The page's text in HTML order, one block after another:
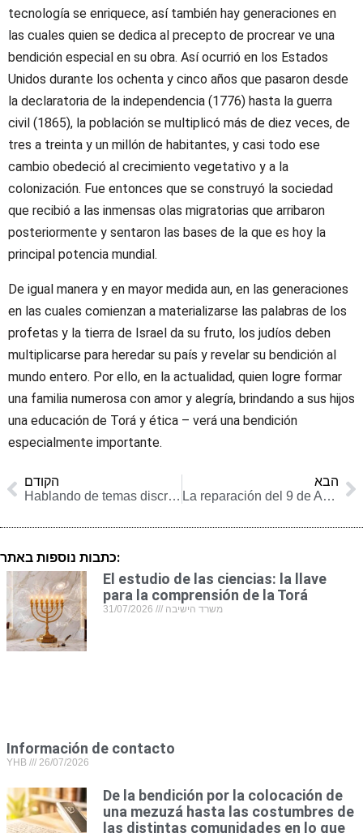
tecnología se enriquece, así también hay generaciones en
las cuales quien se dedica al precepto de procrear ve una
bendición especial en su obra. Así ocurrió en los Estados
Unidos durante los ochenta y cinco años que pasaron desde
la declaratoria de la independencia (1776) hasta la guerra
civil (1865), la población se multiplicó más de diez veces, de
tres a treinta y un millón de habitantes, y casi todo ese
cambio obedeció al crecimiento vegetativo y a la
colonización. Fue entonces que se construyó la sociedad
que recibió a las inmensas olas migratorias que arribaron
posteriormente y sentaron las bases de la que es hoy la
principal potencia mundial.
De igual manera y en mayor medida aun, en las generaciones
en las cuales comienzan a materializarse las palabras de los
profetas y la tierra de Israel da su fruto, los judíos deben
multiplicarse para heredar su país y revelar su bendición al
mundo entero. Por ello, en la actualidad, quien logre formar
una familia numerosa con amor y alegría, brindando a sus hijos
una educación de Torá y ética – verá una bendición
especialmente importante.
הקודם
Hablando de temas discretos
הבא
La reparación del 9 de Av y las leyes del ayuno cuando comienza al concluir el Shabat
כתבות נוספות באתר:
El estudio de las ciencias: la llave
para la comprensión de la Torá
משרד הישיבה 31/07/2026
Información de contacto
YHB 26/07/2026
De la bendición por la colocación de
una mezuzá hasta las costumbres de
las distintas comunidades en lo que